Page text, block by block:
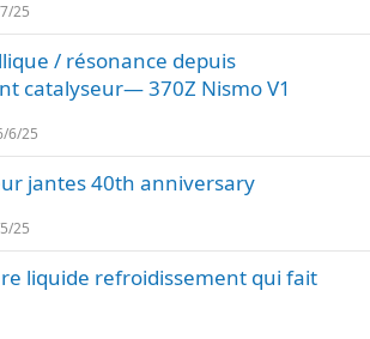
25
/ résonance depuis
catalyseur— 370Z Nismo V1
6/25
jantes 40th anniversary
25
liquide refroidissement qui fait